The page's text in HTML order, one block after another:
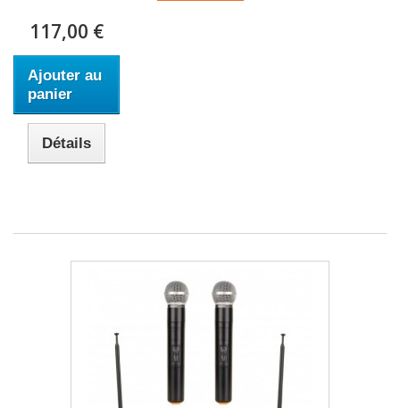
117,00 €
Ajouter au
panier
Détails